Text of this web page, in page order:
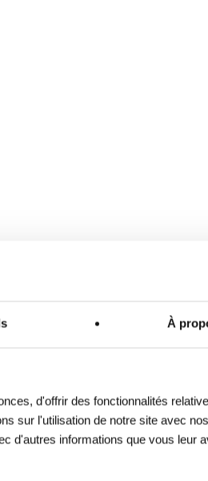
À
d'offrir des fonctionnalités
sur l'utilisation de notre site avec
d'autres informations que vous leur
Nos
des